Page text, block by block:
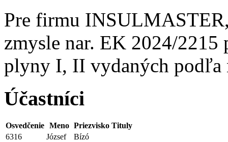
Pre firmu
zmysle nar. EK 2024/
plyny I, II vydaných podľa
Účastníci
Osvedčenie Meno Priezvisko Tituly
6316
József
Bízó